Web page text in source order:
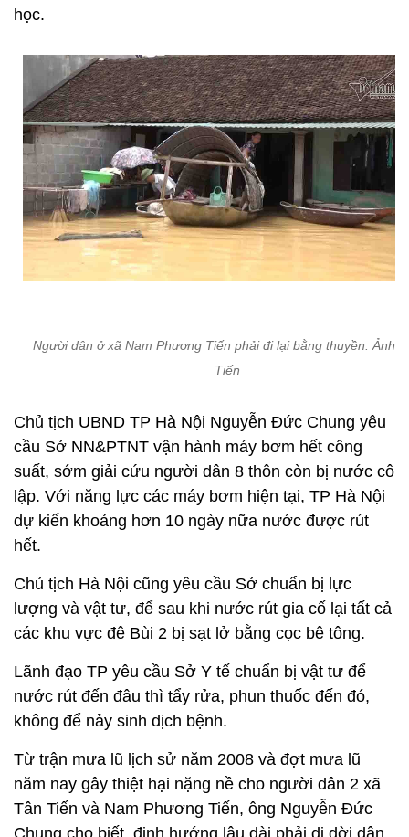
học.
Người dân ở xã Nam Phương Tiến phải đi lại bằng thuyền. Ảnh:
Tiến
Chủ tịch UBND TP Hà Nội Nguyễn Đức Chung yêu
cầu Sở NN&PTNT vận hành máy bơm hết công
suất, sớm giải cứu người dân 8 thôn còn bị nước cô
lập. Với năng lực các máy bơm hiện tại, TP Hà Nội
dự kiến khoảng hơn 10 ngày nữa nước được rút
hết.
Chủ tịch Hà Nội cũng yêu cầu Sở chuẩn bị lực
lượng và vật tư, để sau khi nước rút gia cố lại tất cả
các khu vực đê Bùi 2 bị sạt lở bằng cọc bê tông.
Lãnh đạo TP yêu cầu Sở Y tế chuẩn bị vật tư để
nước rút đến đâu thì tẩy rửa, phun thuốc đến đó,
không để nảy sinh dịch bệnh.
Từ trận mưa lũ lịch sử năm 2008 và đợt mưa lũ
năm nay gây thiệt hại nặng nề cho người dân 2 xã
Tân Tiến và Nam Phương Tiến, ông Nguyễn Đức
Chung cho biết, định hướng lâu dài phải di dời dân